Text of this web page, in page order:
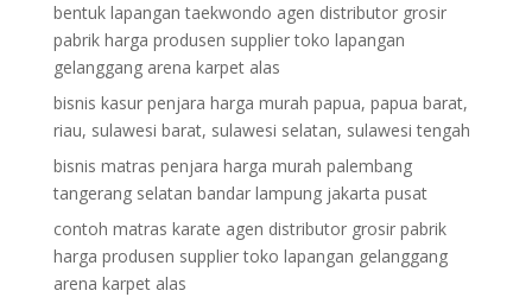
bentuk lapangan taekwondo agen distributor grosir
pabrik harga produsen supplier toko lapangan
gelanggang arena karpet alas
bisnis kasur penjara harga murah papua, papua barat,
riau, sulawesi barat, sulawesi selatan, sulawesi tengah
bisnis matras penjara harga murah palembang
tangerang selatan bandar lampung jakarta pusat
contoh matras karate agen distributor grosir pabrik
harga produsen supplier toko lapangan gelanggang
arena karpet alas